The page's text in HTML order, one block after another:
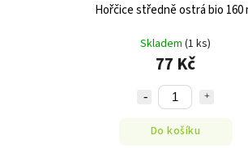
Hořčice středně ostrá bio 160
Skladem(1 ks)
77 Kč
Do košíku